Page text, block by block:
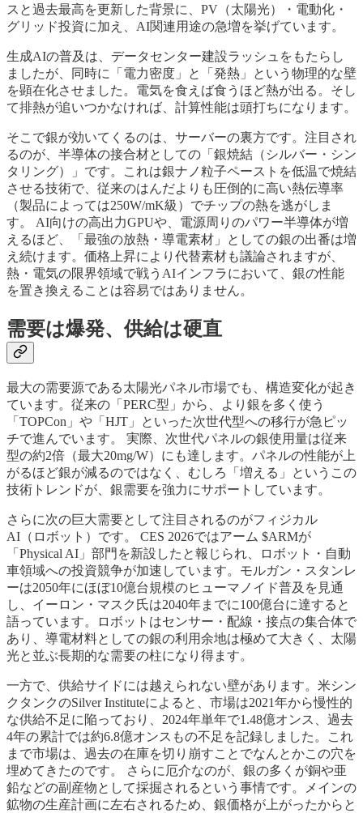
スと過去最高を更新した背景に、PV（太陽光）・電動化・
グリッド投資に加え、AI関連用途の急増を挙げています。
生成AIの普及は、データセンター建設ラッシュをもたらし
ましたが、同時に「電力密度」と「発熱」という物理的な壁
を顕在化させました。電気を食えば食うほど熱が出る。そし
て排熱が追いつかなければ、計算性能は頭打ちになります。
そこで銀が効いてくるのは、サーバーの裏方です。注目され
るのが、半導体の接合材としての「銀焼結（シルバー・シン
タリング）」です。これは銀ナノ粒子ペーストを低温で焼結
させる技術で、従来のはんだよりも圧倒的に高い熱伝導率
（製品によっては250W/mK級）でチップの熱を逃がしま
す。 AI向けの高出力GPUや、電源周りのパワー半導体が増
えるほど、「最強の放熱・導電素材」としての銀の出番は増
え続けます。価格上昇により代替素材も議論されますが、
熱・電気の限界領域で戦うAIインフラにおいて、銀の性能
を置き換えることは容易ではありません。
需要は爆発、供給は硬直
最大の需要源である太陽光パネル市場でも、構造変化が起き
ています。従来の「PERC型」から、より銀を多く使う
「TOPCon」や「HJT」といった次世代型への移行が急ピッ
チで進んでいます。 実際、次世代パネルの銀使用量は従来
型の約2倍（最大20mg/W）にも達します。パネルの性能が上
がるほど銀が減るのではなく、むしろ「増える」というこの
技術トレンドが、銀需要を強力にサポートしています。
さらに次の巨大需要として注目されるのがフィジカル
AI（ロボット）です。 CES 2026ではアーム $ARMが
「Physical AI」部門を新設したと報じられ、ロボット・自動
車領域への投資競争が加速しています。モルガン・スタンレ
ーは2050年にほぼ10億台規模のヒューマノイド普及を見通
し、イーロン・マスク氏は2040年までに100億台に達すると
語っています。ロボットはセンサー・配線・接点の集合体で
あり、導電材料としての銀の利用余地は極めて大きく、太陽
光と並ぶ長期的な需要の柱になり得ます。
一方で、供給サイドには越えられない壁があります。米シン
クタンクのSilver Instituteによると、市場は2021年から慢性的
な供給不足に陥っており、2024年単年で1.48億オンス、過去
4年の累計では約6.8億オンスもの不足を記録しました。これ
まで市場は、過去の在庫を切り崩すことでなんとかこの穴を
埋めてきたのです。 さらに厄介なのが、銀の多くが銅や亜
鉛などの副産物として採掘されるという事情です。メインの
鉱物の生産計画に左右されるため、銀価格が上がったからと